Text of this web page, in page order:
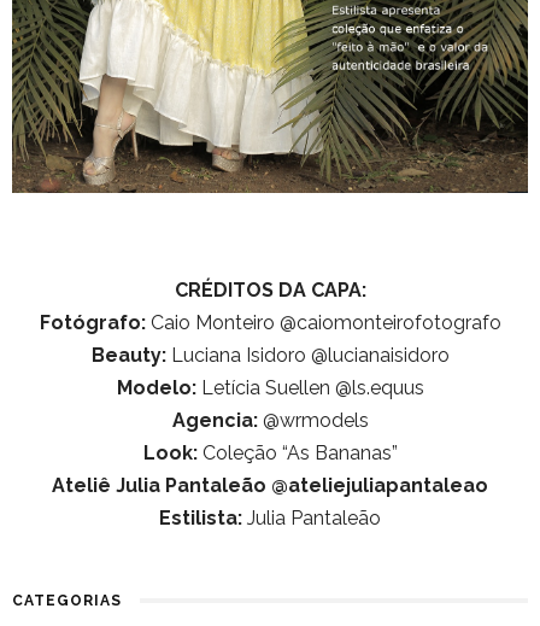
CRÉDITOS DA CAPA:
Fotógrafo:Caio Monteiro @caiomonteirofotografo
Beauty:Luciana Isidoro @lucianaisidoro
Modelo:Letícia Suellen @ls.equus
Agencia:@wrmodels
Look:Coleção “As Bananas”
Ateliê Julia Pantaleão @ateliejuliapantaleao
Estilista: Julia Pantaleão
CATEGORIAS